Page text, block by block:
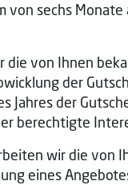
sechs
von Ihnen
der
Jahres der
berechtigte
wir die von
eines